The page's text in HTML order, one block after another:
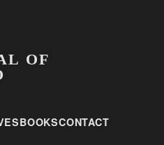
OF
BOOKSCONTACT